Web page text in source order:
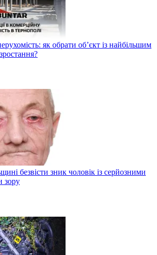
як обрати об’єкт із найбільшим
безвісти зник чоловік із серйозними
зору